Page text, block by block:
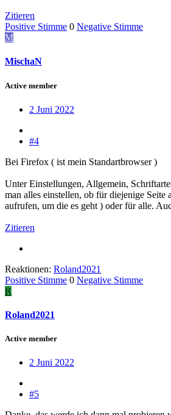
Zitieren
Positive Stimme 0 Negative Stimme
M
MischaN
Active member
2 Juni 2022
#4
Bei Firefox ( ist mein Standartbrowser )
Unter Einstellungen, Allgemein,
man alles einstellen, ob für diejenige Seite
aufrufen, um die es geht ) oder für alle.
Zitieren
Reaktionen: Roland2021
Positive Stimme 0 Negative Stimme
R
Roland2021
Active member
2 Juni 2022
#5